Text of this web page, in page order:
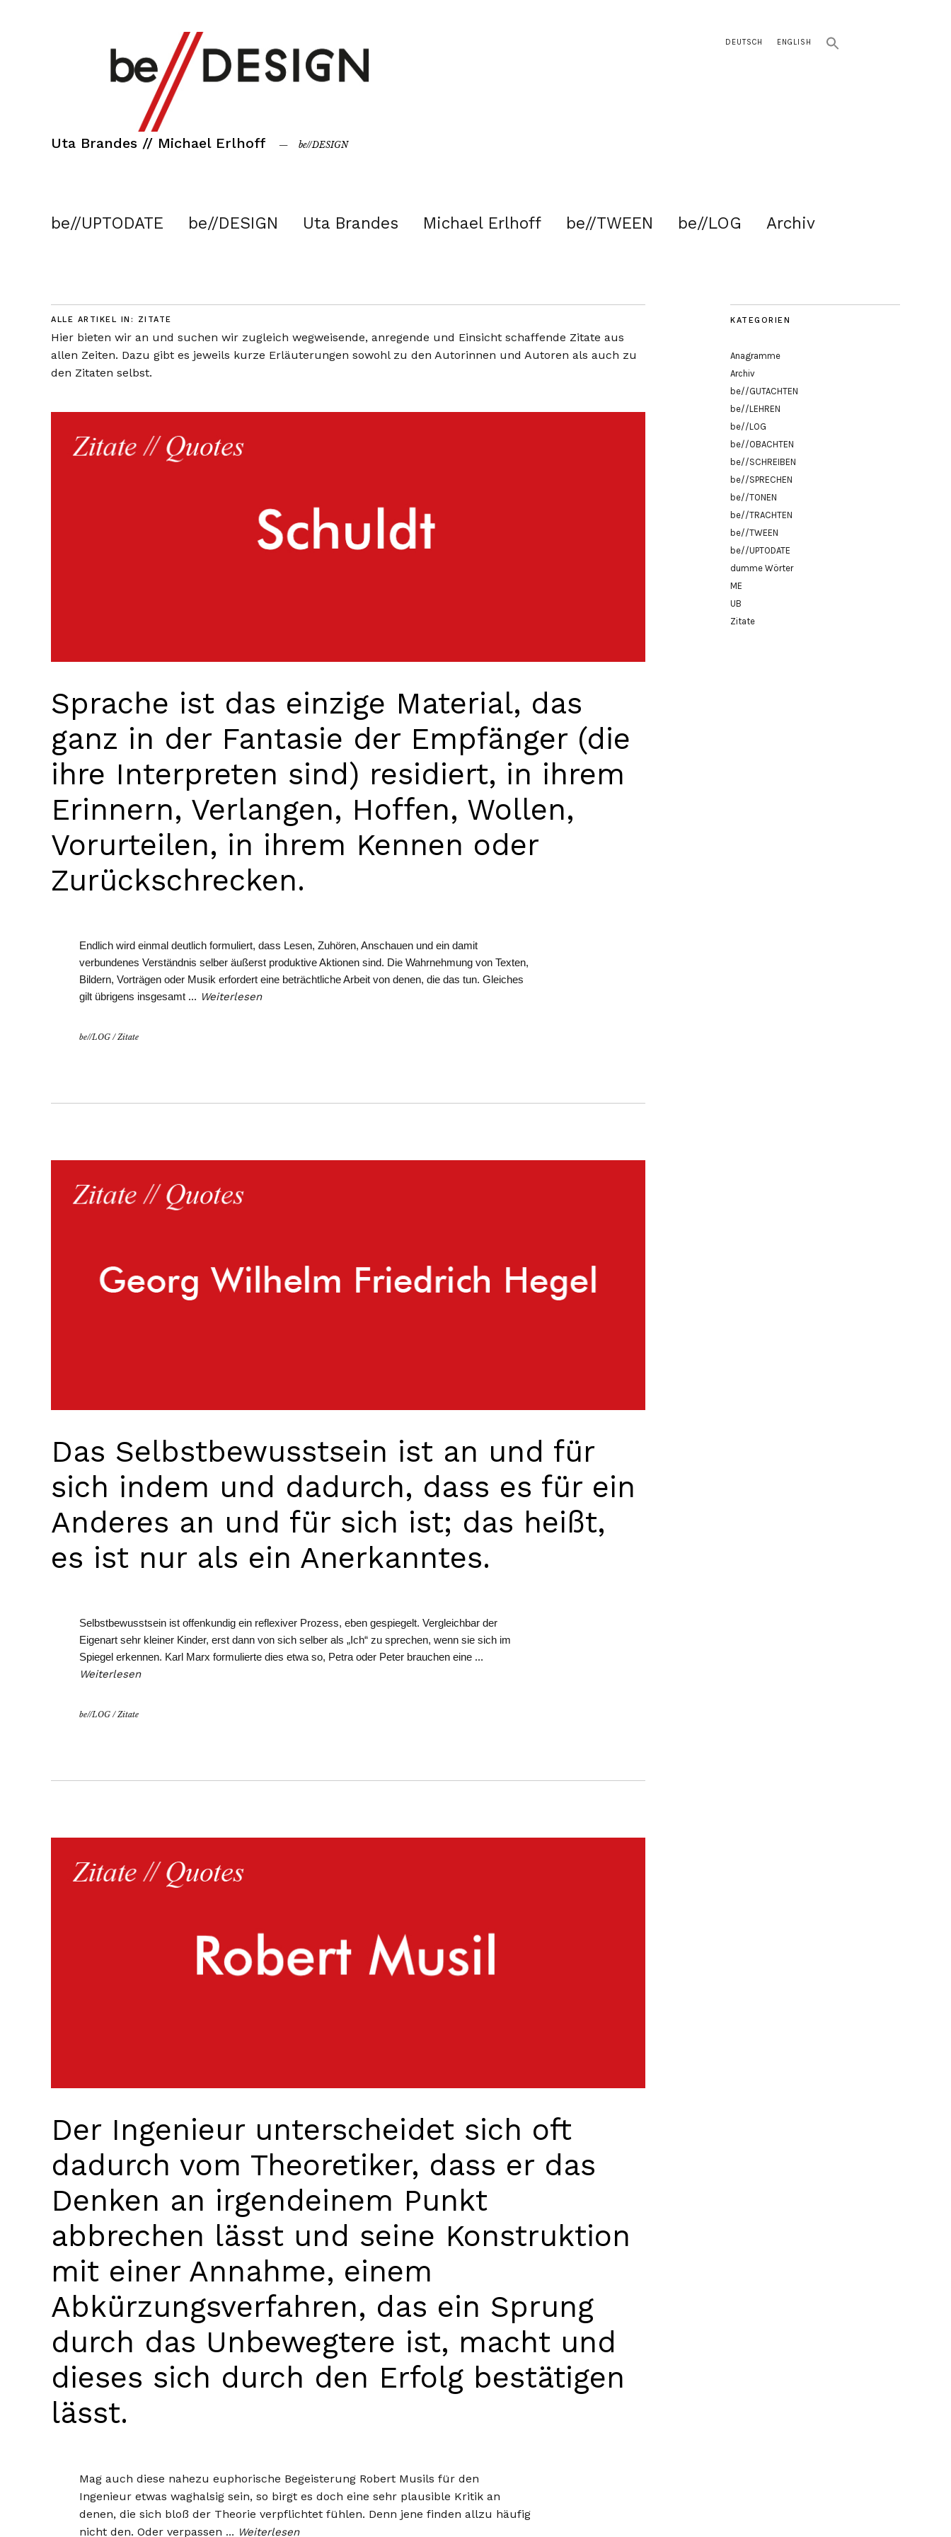
DEUTSCH ENGLISH
Uta Brandes // Michael Erlhoff be//DESIGN
be//UPTODATE be//DESIGN Uta Brandes Michael Erlhoff be//TWEEN be//LOG Archiv
ALLE ARTIKEL IN: ZITATE
Hier bieten wir an und suchen wir zugleich wegweisende, anregende und Einsicht schaffende Zitate aus
allen Zeiten. Dazu gibt es jeweils kurze Erläuterungen sowohl zu den Autorinnen und Autoren als auch zu
den Zitaten selbst.
Sprache ist das einzige Material, das
ganz in der Fantasie der Empfänger (die
ihre Interpreten sind) residiert, in ihrem
Erinnern, Verlangen, Hoffen, Wollen,
Vorurteilen, in ihrem Kennen oder
Zurückschrecken.
Endlich wird einmal deutlich formuliert, dass Lesen, Zuhören, Anschauen und ein damit
verbundenes Verständnis selber äußerst produktive Aktionen sind. Die Wahrnehmung von Texten,
Bildern, Vorträgen oder Musik erfordert eine beträchtliche Arbeit von denen, die das tun. Gleiches
gilt übrigens insgesamt … Weiterlesen
be//LOG /Zitate
Das Selbstbewusstsein ist an und für
sich indem und dadurch, dass es für ein
Anderes an und für sich ist; das heißt,
es ist nur als ein Anerkanntes.
Selbstbewusstsein ist offenkundig ein reflexiver Prozess, eben gespiegelt. Vergleichbar der
Eigenart sehr kleiner Kinder, erst dann von sich selber als „Ich“ zu sprechen, wenn sie sich im
Spiegel erkennen. Karl Marx formulierte dies etwa so, Petra oder Peter brauchen eine …
Weiterlesen
be//LOG /Zitate
Der Ingenieur unterscheidet sich oft
dadurch vom Theoretiker, dass er das
Denken an irgendeinem Punkt
abbrechen lässt und seine Konstruktion
mit einer Annahme, einem
Abkürzungsverfahren, das ein Sprung
durch das Unbewegtere ist, macht und
dieses sich durch den Erfolg bestätigen
lässt.
Mag auch diese nahezu euphorische Begeisterung Robert Musils für den
Ingenieur etwas waghalsig sein, so birgt es doch eine sehr plausible Kritik an
denen, die sich bloß der Theorie verpflichtet fühlen. Denn jene finden allzu häufig
nicht den. Oder verpassen … Weiterlesen
KATEGORIEN
Anagramme
Archiv
be//GUTACHTEN
be//LEHREN
be//LOG
be//OBACHTEN
be//SCHREIBEN
be//SPRECHEN
be//TONEN
be//TRACHTEN
be//TWEEN
be//UPTODATE
dumme Wörter
ME
UB
Zitate